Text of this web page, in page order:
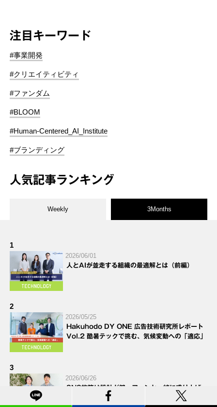
注目キーワード
#事業開発
#クリエイティビティ
#ファンダム
#BLOOM
#Human-Centered_AI_Institute
#ブランディング
人気記事ランキング
Weekly 3Months
1
2026/06/01
人とAIが並走する組織の最適解とは（前編）
2
2026/05/25
Hakuhodo DY ONE 広告技術研究所レポート
Vol.2 酷暑テックで挑む、気候変動への「適応」
3
2026/06/26
SNS施策は設計が鍵。ファンと一緒に盛り上げ
る、「界隈理解」に根ざしたSNSプロモーション